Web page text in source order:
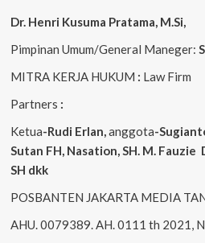
Dr. Henri Kusuma Pratama, M.Si,
Pimpinan Umum/General Maneger:
MITRA KERJA HUKUM : Law Firm
Partners :
Ketua-Rudi Erlan,anggota-
Sutan FH, Nasation, SH. M. Fauzie
SH dkk
POSBANTEN JAKARTA MEDIA
AHU. 0079389. AH. 0111 th 2021,